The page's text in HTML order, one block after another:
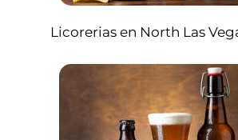
Licorerias en North Las